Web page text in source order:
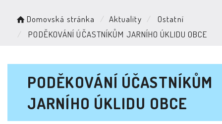
Domovská stránka Aktuality
Ostatní
PODĚKOVÁNÍ ÚČASTNÍKŮM JARNÍHO ÚKLIDU OBCE
PODĚKOVÁNÍ ÚČASTNÍKŮM
JARNÍHO ÚKLIDU OBCE